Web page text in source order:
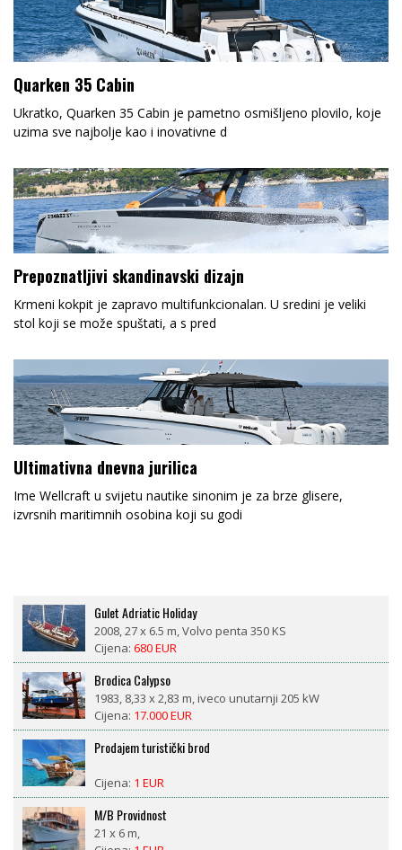
Quarken 35 Cabin
Ukratko, Quarken 35 Cabin je pametno osmišljeno plovilo, koje
uzima sve najbolje kao i inovativne d
Prepoznatljivi skandinavski dizajn
Krmeni kokpit je zapravo multifunkcionalan. U sredini je veliki
stol koji se može spuštati, a s pred
Ultimativna dnevna jurilica
Ime Wellcraft u svijetu nautike sinonim je za brze glisere,
izvrsnih maritimnih osobina koji su godi
Brodica Calypso
1983, 8,33 x 2,83 m, iveco unutarnji 205 kW
Cijena: 17.000 EUR
Prodajem turistički brod
Cijena: 1 EUR
M/B Providnost
Cijena: 1 EUR
Motorni brod Sv. Vid
1954, 32 x 7 m, Volvo Penta 345 kW